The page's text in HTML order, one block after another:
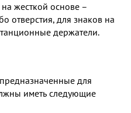
жесткой основе –
отверстия, для знаков на
держатели.
для
иметь следующие